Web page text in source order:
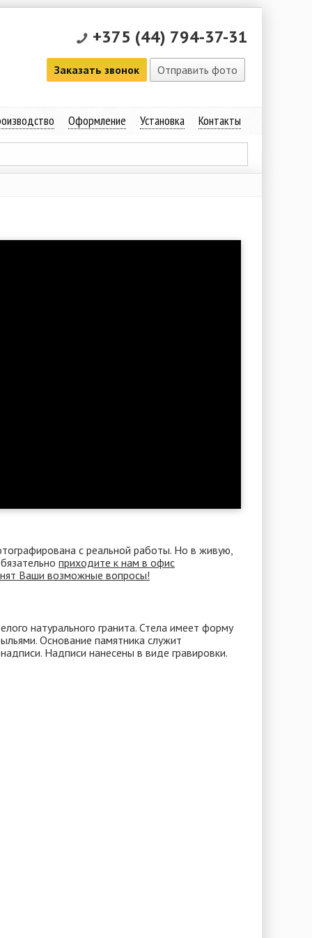
+375 (44) 794-37-31
Заказать звонок Отправить фото
Оформление Установка Контакты
с реальной работы. Но в живую,
приходите к нам в офис
Ваши возможные вопросы!
натурального гранита. Стела имеет форму
Основание памятника служит
Надписи нанесены в виде гравировки.